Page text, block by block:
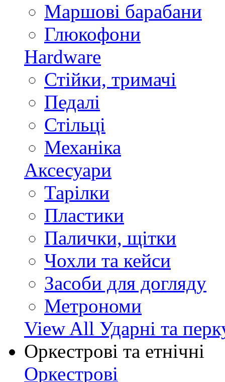
Маршові барабани
Глюкофони
Hardware
Стійки, тримачі
Педалі
Стільці
Механіка
Аксесуари
Тарілки
Пластики
Палички, щітки
Чохли та кейси
Засоби для догляду
Метрономи
View All Ударні та
Оркестрові та етнічні
Оркестрові